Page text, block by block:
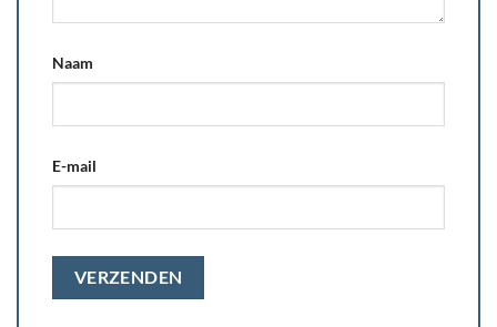
Naam
E-mail